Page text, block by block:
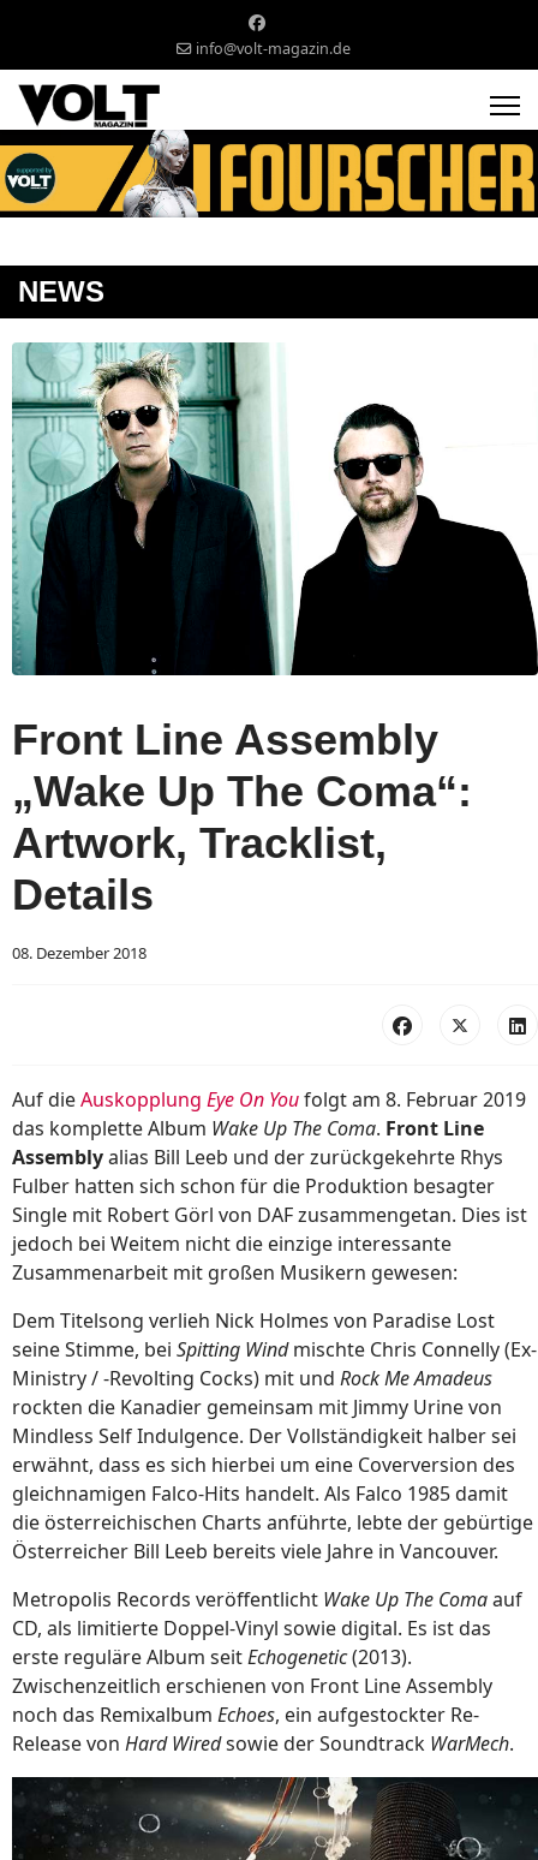
info@volt-magazin.de
NEWS
Front Line Assembly
„Wake Up The Coma“:
Artwork, Tracklist,
Details
08. Dezember 2018
Auf dieAuskopplung Eye On Youfolgt am 8. Februar 2019
das komplette Album Wake Up The Coma. Front Line
Assemblyalias Bill Leeb und der zurückgekehrte Rhys
Fulber hatten sich schon für die Produktion besagter
Single mit Robert Görl von DAF zusammengetan. Dies ist
jedoch bei Weitem nicht die einzige interessante
Zusammenarbeit mit großen Musikern gewesen:
Dem Titelsong verlieh Nick Holmes von Paradise Lost
seine Stimme, bei Spitting Windmischte Chris Connelly (Ex-
Ministry / -Revolting Cocks) mit und Rock Me Amadeus
rockten die Kanadier gemeinsam mit Jimmy Urine von
Mindless Self Indulgence. Der Vollständigkeit halber sei
erwähnt, dass es sich hierbei um eine Coverversion des
gleichnamigen Falco-Hits handelt. Als Falco 1985 damit
die österreichischen Charts anführte, lebte der gebürtige
Österreicher Bill Leeb bereits viele Jahre in Vancouver.
Metropolis Records veröffentlicht Wake Up The Comaauf
CD, als limitierte Doppel-Vinyl sowie digital. Es ist das
erste reguläre Album seitEchogenetic(2013).
Zwischenzeitlich erschienen von Front Line Assembly
noch das Remixalbum Echoes, ein aufgestockter Re-
Release von Hard Wiredsowie der Soundtrack WarMech.